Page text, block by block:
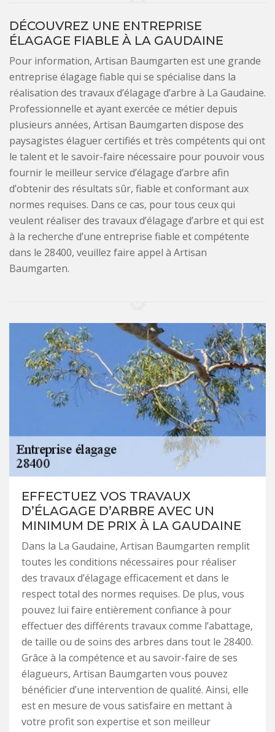
DÉCOUVREZ UNE ENTREPRISE
ÉLAGAGE FIABLE À LA GAUDAINE
Pour information, Artisan Baumgarten est une grande
entreprise élagage fiable qui se spécialise dans la
réalisation des travaux d’élagage d’arbre à La Gaudaine.
Professionnelle et ayant exercée ce métier depuis
plusieurs années, Artisan Baumgarten dispose des
paysagistes élaguer certifiés et très compétents qui ont
le talent et le savoir-faire nécessaire pour pouvoir vous
fournir le meilleur service d’élagage d’arbre afin
d’obtenir des résultats sûr, fiable et conformant aux
normes requises. Dans ce cas, pour tous ceux qui
veulent réaliser des travaux d’élagage d’arbre et qui est
à la recherche d’une entreprise fiable et compétente
dans le 28400, veuillez faire appel à Artisan
Baumgarten.
EFFECTUEZ VOS TRAVAUX
D’ÉLAGAGE D’ARBRE AVEC UN
MINIMUM DE PRIX À LA GAUDAINE
Dans la La Gaudaine, Artisan Baumgarten remplit
toutes les conditions nécessaires pour réaliser
des travaux d’élagage efficacement et dans le
respect total des normes requises. De plus, vous
pouvez lui faire entièrement confiance à pour
effectuer des différents travaux comme l’abattage,
de taille ou de soins des arbres dans tout le 28400.
Grâce à la compétence et au savoir-faire de ses
élagueurs, Artisan Baumgarten vous pouvez
bénéficier d’une intervention de qualité. Ainsi, elle
est en mesure de vous satisfaire en mettant à
votre profit son expertise et son meilleur